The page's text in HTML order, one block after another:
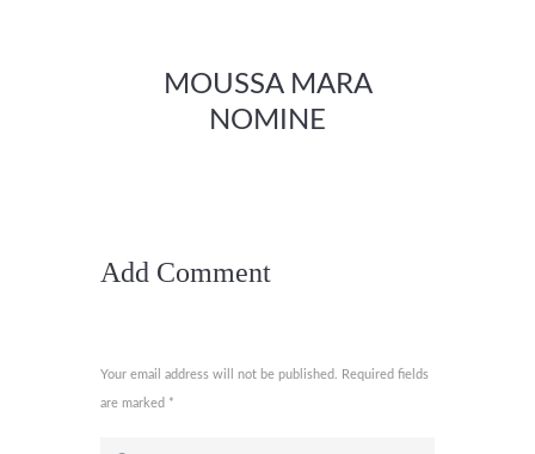
MOUSSA MARA
NOMINE
Add Comment
Your email address will not be published. Required fields
are marked *